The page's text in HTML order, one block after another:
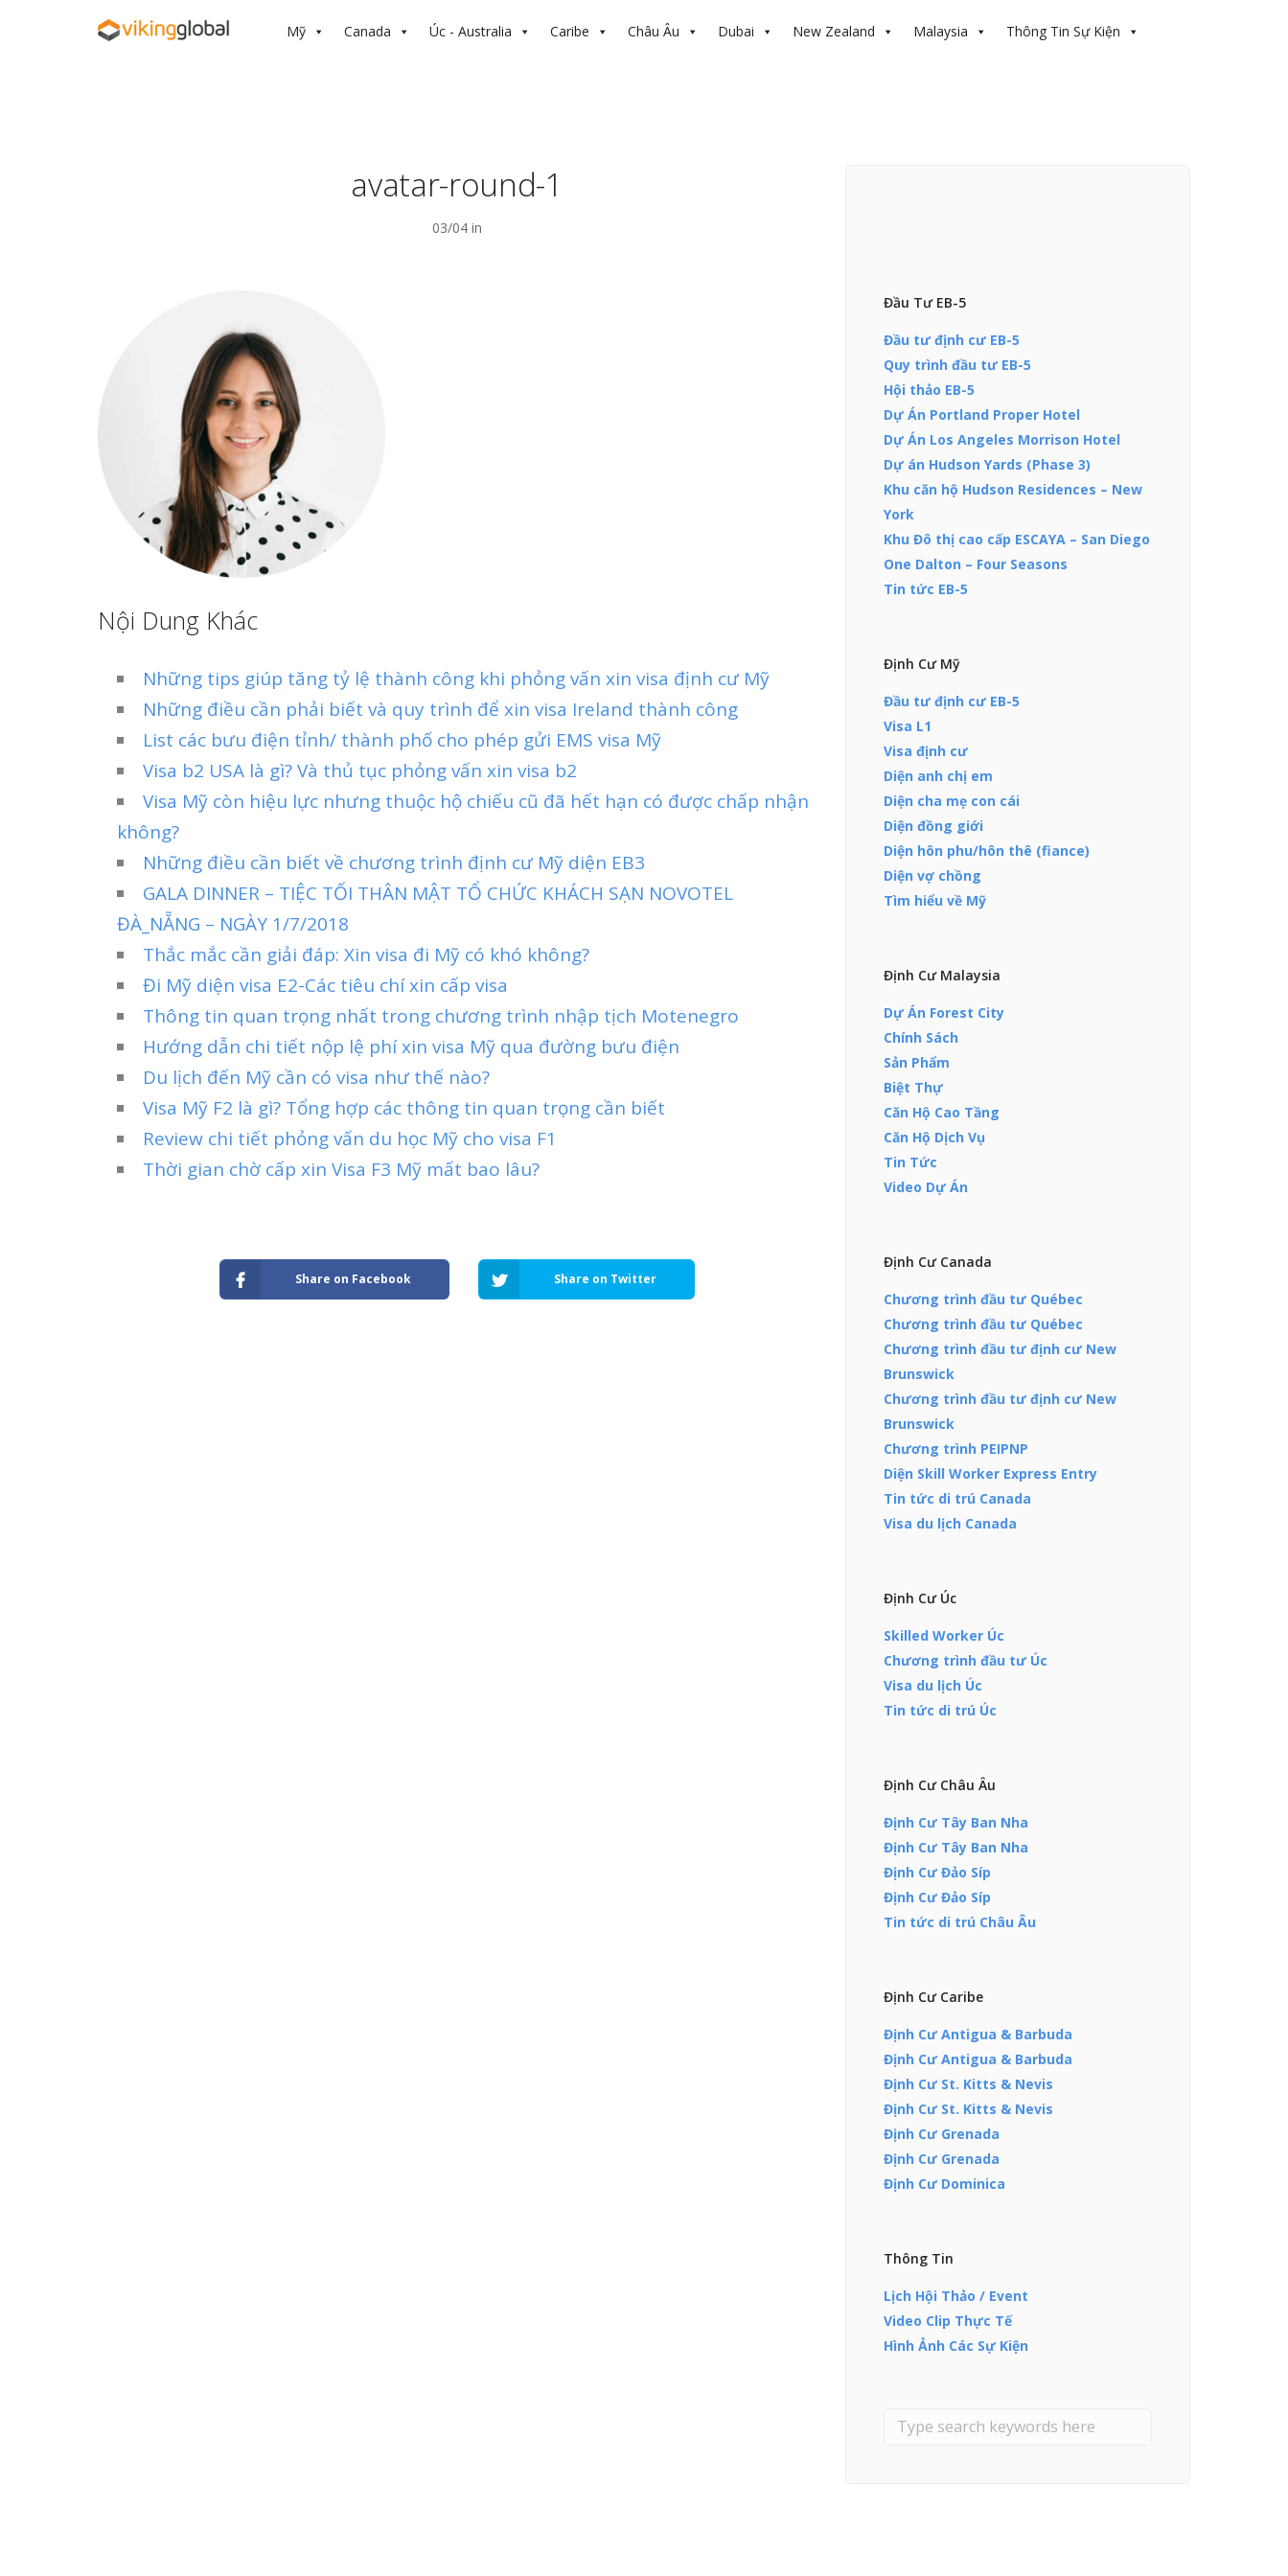
Mỹ Canada Úc - Australia Caribe Châu Âu Dubai New Zealand Malaysia Thông Tin Sự Kiện
avatar-round-1
03/04 in
Nội Dung Khác
Những tips giúp tăng tỷ lệ thành công khi phỏng vấn xin visa định cư Mỹ
Những điều cần phải biết và quy trình để xin visa Ireland thành công
List các bưu điện tỉnh/ thành phố cho phép gửi EMS visa Mỹ
Visa b2 USA là gì? Và thủ tục phỏng vấn xin visa b2
Visa Mỹ còn hiệu lực nhưng thuộc hộ chiếu cũ đã hết hạn có được chấp nhận
không?
Những điều cần biết về chương trình định cư Mỹ diện EB3
GALA DINNER – TIỆC TỐI THÂN MẬT TỔ CHỨC KHÁCH SẠN NOVOTEL
ĐÀ_NẴNG – NGÀY 1/7/2018
Thắc mắc cần giải đáp: Xin visa đi Mỹ có khó không?
Đi Mỹ diện visa E2-Các tiêu chí xin cấp visa
Thông tin quan trọng nhất trong chương trình nhập tịch Motenegro
Hướng dẫn chi tiết nộp lệ phí xin visa Mỹ qua đường bưu điện
Du lịch đến Mỹ cần có visa như thế nào?
Visa Mỹ F2 là gì? Tổng hợp các thông tin quan trọng cần biết
Review chi tiết phỏng vấn du học Mỹ cho visa F1
Thời gian chờ cấp xin Visa F3 Mỹ mất bao lâu?
Share on Facebook Share on Twitter
Đầu Tư EB-5
Đầu tư định cư EB-5
Quy trình đầu tư EB-5
Hội thảo EB-5
Dự Án Portland Proper Hotel
Dự Án Los Angeles Morrison Hotel
Dự án Hudson Yards (Phase 3)
Khu căn hộ Hudson Residences – New
York
Khu Đô thị cao cấp ESCAYA – San Diego
One Dalton – Four Seasons
Tin tức EB-5
Định Cư Mỹ
Đầu tư định cư EB-5
Visa L1
Visa định cư
Diện anh chị em
Diện cha mẹ con cái
Diện đồng giới
Diện hôn phu/hôn thê (fiance)
Diện vợ chồng
Tìm hiểu về Mỹ
Định Cư Malaysia
Dự Án Forest City
Chính Sách
Sản Phẩm
Biệt Thự
Căn Hộ Cao Tầng
Căn Hộ Dịch Vụ
Tin Tức
Video Dự Án
Định Cư Canada
Chương trình đầu tư Québec
Chương trình đầu tư Québec
Chương trình đầu tư định cư New
Brunswick
Chương trình đầu tư định cư New
Brunswick
Chương trình PEIPNP
Diện Skill Worker Express Entry
Tin tức di trú Canada
Visa du lịch Canada
Định Cư Úc
Skilled Worker Úc
Chương trình đầu tư Úc
Visa du lịch Úc
Tin tức di trú Úc
Định Cư Châu Âu
Định Cư Tây Ban Nha
Định Cư Tây Ban Nha
Định Cư Đảo Síp
Định Cư Đảo Síp
Tin tức di trú Châu Âu
Định Cư Caribe
Định Cư Antigua & Barbuda
Định Cư Antigua & Barbuda
Định Cư St. Kitts & Nevis
Định Cư St. Kitts & Nevis
Định Cư Grenada
Định Cư Grenada
Định Cư Dominica
Thông Tin
Lịch Hội Thảo / Event
Video Clip Thực Tế
Hình Ảnh Các Sự Kiện